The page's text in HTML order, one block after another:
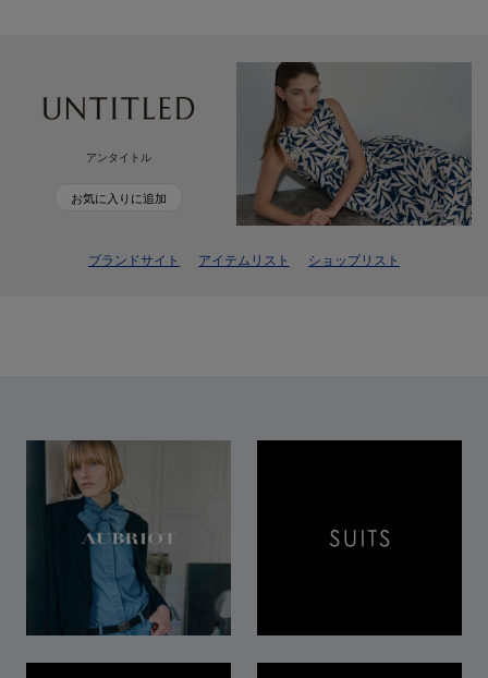
アンタイトル
お気に入りに追加
ブランドサイト アイテムリスト ショップリスト